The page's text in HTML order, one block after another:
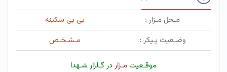
مـحل مـزار :
بی بی سکینه
وضـعیت پـیکر :
مـشـخـص
موقـعیتمـزاردر گـلزار شـهدا